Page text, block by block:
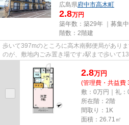
広島県府中市高木町
2.8万円
築年数：築29年 ｜募集中
階数：2階建
歩いて397mのところに高木南郵便局があり
のが、敷地内ごみ置き場です♪駅まで歩いて
す♪ビジネスマンには必須の、イ...
2.8万円
(管理費・共益費
敷：0万円｜礼：
所在階：2階
間取り：1K
面積：26.71㎡